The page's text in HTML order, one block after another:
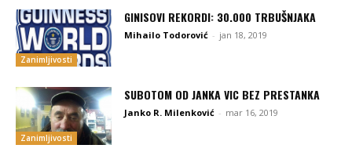
Zanimljivosti
GINISOVI REKORDI: 30.000 TRBUŠNJAKA
Mihailo Todorović - jan 18, 2019
Zanimljivosti
SUBOTOM OD JANKA VIC BEZ PRESTANKA
Janko R. Milenković - mar 16, 2019